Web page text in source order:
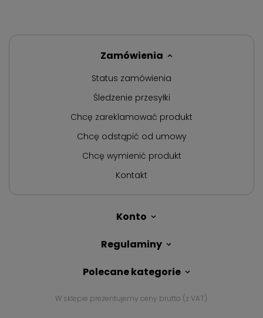
Zamówienia
Status zamówienia
Śledzenie przesyłki
Chcę zareklamować produkt
Chcę odstąpić od umowy
Chcę wymienić produkt
Kontakt
Konto
Regulaminy
Polecane kategorie
W sklepie prezentujemy ceny brutto (z VAT).